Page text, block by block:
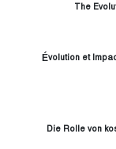
The
Évolution et
Die Rolle von